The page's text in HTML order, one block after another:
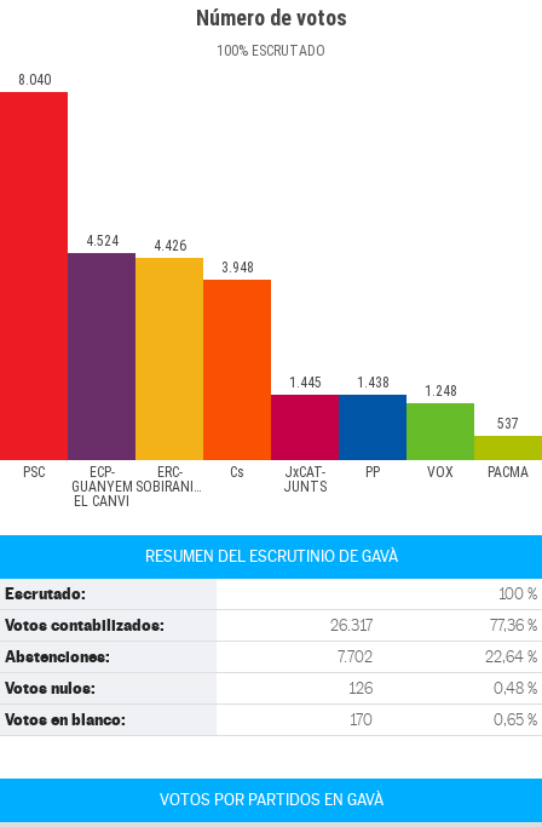
Número de votos
100% ESCRUTADO
PSC
ECP-
GUANYEM
EL CANVI
ERC-
SOBIRANISTES
Cs
JxCAT-
JUNTS
PP VOX PACMA
8.040
4.524
4.426
3.948
1.445 1.438
1.248
537
RESUMEN DEL ESCRUTINIO DE GAVÀ
Escrutado: 100 %
Votos contabilizados: 26.317 77,36 %
Abstenciones: 7.702 22,64 %
Votos nulos: 126 0,48 %
Votos en blanco: 170 0,65 %
VOTOS POR PARTIDOS EN GAVÀ